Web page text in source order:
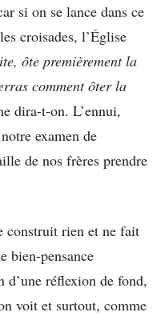
si on se lance dans ce
croisades, l’Église
ôte premièrement la
comment ôter la
dira-t-on. L’ennui,
examen de
de nos frères prendre
construit rien et ne fait
bien-pensance
d’une réflexion de fond,
voit et surtout, comme